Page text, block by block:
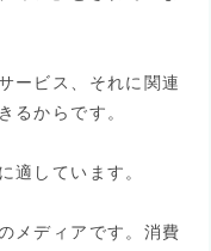
ービス、それに関連
るからです。
適しています。
メディアです。消費